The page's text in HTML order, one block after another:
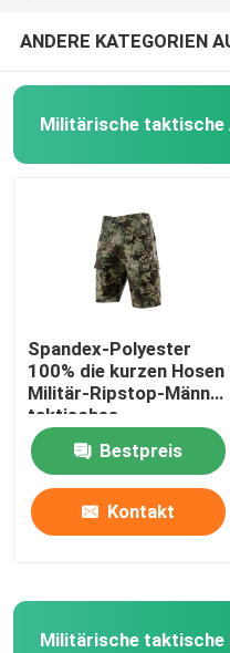
EOD-Ausrüstung
Erste Hilfe-Taktische
ANDERE KATEGORIEN
Militärische taktische
Spandex-Polyester
100% die kurzen Hosen
Militär-Ripstop-Männer
taktisches
Bestpreis
Kontakt